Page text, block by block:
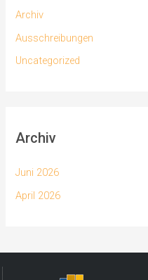
Archiv
Ausschreibungen
Uncategorized
Archiv
Juni 2026
April 2026